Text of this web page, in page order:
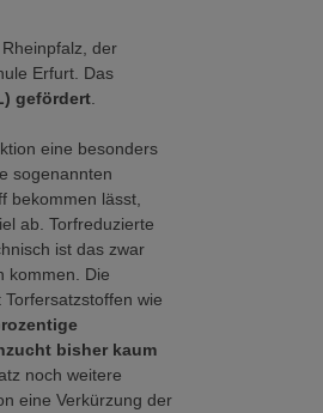
der
Erfurt. Das
gefördert
eine besonders
sogenannten
bekommen lässt,
ab. Torfreduzierte
ist das zwar
kommen. Die
wie
bisher kaum
noch weitere
eine Verkürzung der